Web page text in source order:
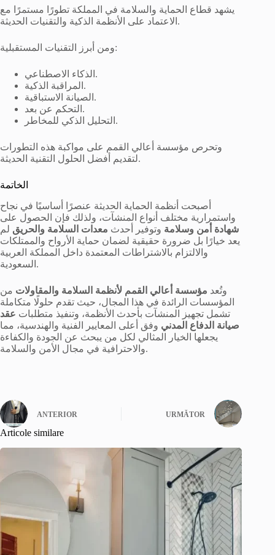
يشهد قطاع الحماية والسلامة في المملكة تطورًا مستمرًا مع
الاعتماد على الأنظمة الذكية والتقنيات الحديثة.
ومن أبرز التقنيات المستقبلية:
الذكاء الاصطناعي.
المراقبة الذكية.
الصيانة الاستباقية.
التحكم عن بعد.
التحليل الذكي للمخاطر.
وتحرص مؤسسة أعالي القمم على مواكبة هذه التطورات
لتقديم أفضل الحلول التقنية الحديثة.
الخاتمة
أصبحت أنظمة الحماية الحديثة عنصرًا أساسيًا في نجاح
واستمرارية مختلف أنواع المنشآت، ولذلك فإن الحصول على
شهادة أمن وسلامة وتوفير أحدث معدات السلامة والحريق لم
يعد خيارًا بل ضرورة حقيقية لضمان حماية الأرواح والممتلكات
والالتزام بالاشتراطات المعتمدة داخل المملكة العربية
السعودية.
وتُعد مؤسسة أعالي القمم لأنظمة السلامة والمقاولات من
المؤسسات الرائدة في هذا المجال، حيث تقدم حلولًا متكاملة
تشمل تجهيز المنشآت بأحدث الأنظمة، وتنفيذ متطلبات عقد
صيانة الدفاع المدني وفق أعلى المعايير الفنية والهندسية، مما
يجعلها الخيار المثالي لكل من يبحث عن الجودة والكفاءة
والاحترافية في مجال الأمن والسلامة.
ANTERIOR URMĂTOR
Articole similare